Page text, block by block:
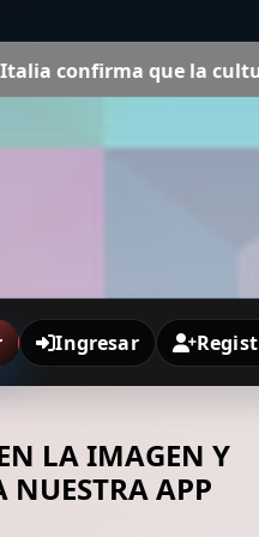
la cultura impulsa el
Ingresar
LA IMAGEN Y
NUESTRA APP